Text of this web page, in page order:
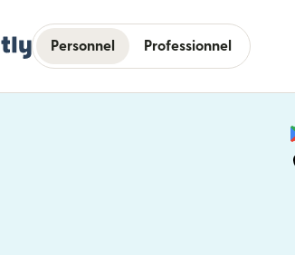
Personnel Professionnel